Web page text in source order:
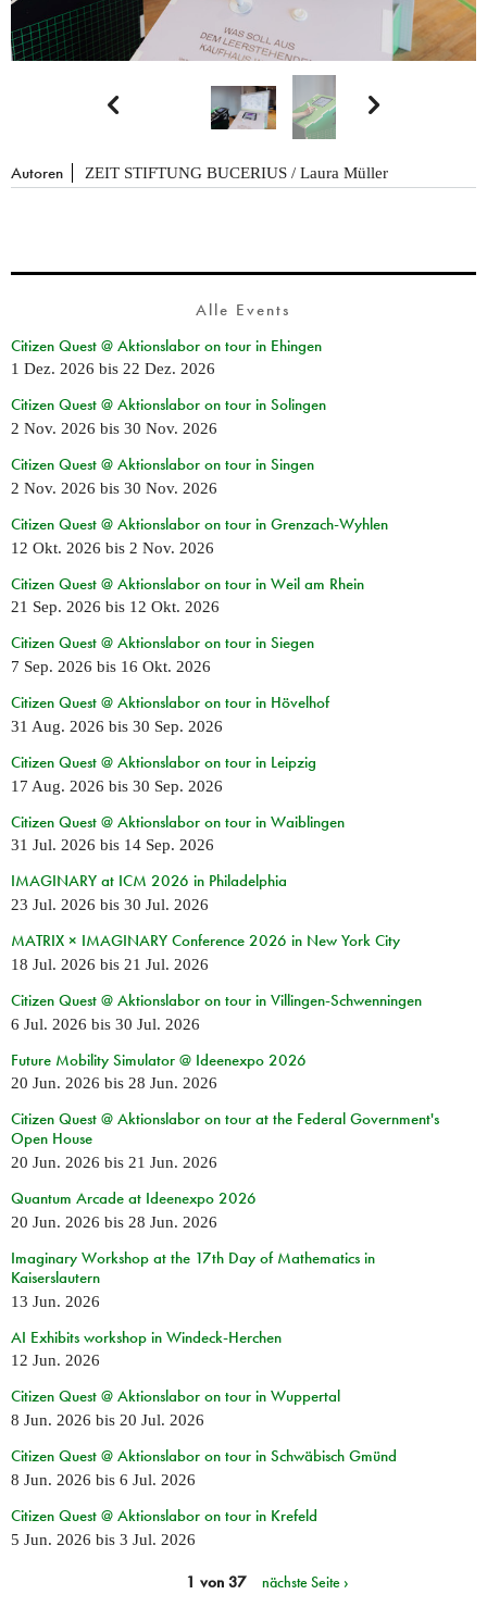
 
Autoren ZEIT STIFTUNG BUCERIUS / Laura Müller
Alle Events
Citizen Quest @ Aktionslabor on tour in Ehingen
1 Dez. 2026 bis 22 Dez. 2026
Citizen Quest @ Aktionslabor on tour in Solingen
2 Nov. 2026 bis 30 Nov. 2026
Citizen Quest @ Aktionslabor on tour in Singen
2 Nov. 2026 bis 30 Nov. 2026
Citizen Quest @ Aktionslabor on tour in Grenzach-Wyhlen
12 Okt. 2026 bis 2 Nov. 2026
Citizen Quest @ Aktionslabor on tour in Weil am Rhein
21 Sep. 2026 bis 12 Okt. 2026
Citizen Quest @ Aktionslabor on tour in Siegen
7 Sep. 2026 bis 16 Okt. 2026
Citizen Quest @ Aktionslabor on tour in Hövelhof
31 Aug. 2026 bis 30 Sep. 2026
Citizen Quest @ Aktionslabor on tour in Leipzig
17 Aug. 2026 bis 30 Sep. 2026
Citizen Quest @ Aktionslabor on tour in Waiblingen
31 Jul. 2026 bis 14 Sep. 2026
IMAGINARY at ICM 2026 in Philadelphia
23 Jul. 2026 bis 30 Jul. 2026
MATRIX × IMAGINARY Conference 2026 in New York City
18 Jul. 2026 bis 21 Jul. 2026
Citizen Quest @ Aktionslabor on tour in Villingen-Schwenningen
6 Jul. 2026 bis 30 Jul. 2026
Future Mobility Simulator @ Ideenexpo 2026
20 Jun. 2026 bis 28 Jun. 2026
Citizen Quest @ Aktionslabor on tour at the Federal Government's
Open House
20 Jun. 2026 bis 21 Jun. 2026
Quantum Arcade at Ideenexpo 2026
20 Jun. 2026 bis 28 Jun. 2026
Imaginary Workshop at the 17th Day of Mathematics in
Kaiserslautern
13 Jun. 2026
AI Exhibits workshop in Windeck-Herchen
12 Jun. 2026
Citizen Quest @ Aktionslabor on tour in Wuppertal
8 Jun. 2026 bis 20 Jul. 2026
Citizen Quest @ Aktionslabor on tour in Schwäbisch Gmünd
8 Jun. 2026 bis 6 Jul. 2026
Citizen Quest @ Aktionslabor on tour in Krefeld
5 Jun. 2026 bis 3 Jul. 2026
1 von 37 nächste Seite ›